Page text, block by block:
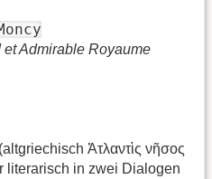
Admirable Royaume
Ἀτλαντὶς νῆσος
literarisch in zwei Dialogen